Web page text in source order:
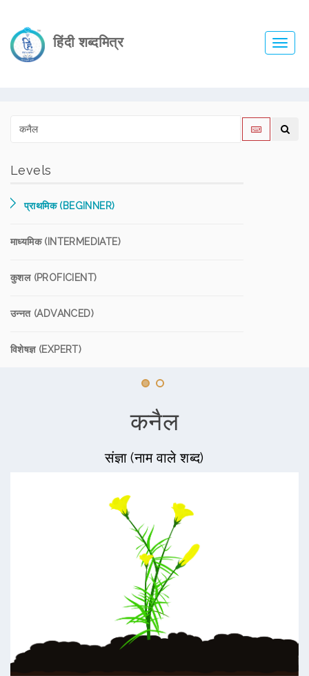
हिंदी शब्दमित्र
Levels
प्राथमिक (BEGINNER)
माध्यमिक (INTERMEDIATE)
कुशल (PROFICIENT)
उन्नत (ADVANCED)
विशेषज्ञ (EXPERT)
कनैल
संज्ञा (नाम वाले शब्द)